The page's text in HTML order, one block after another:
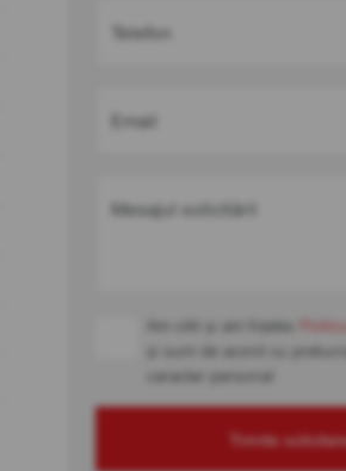
Telefon
Email
Mesajul solicitării
Am citit și am înțeles
și sunt de acord cu
caracter personal
Trimite